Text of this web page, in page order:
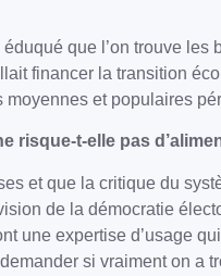
que l’on trouve
financer la transition
moyennes et populaires
risque-t-elle pas
et que la critique du
de la démocratie
une expertise d’usage
si vraiment on a